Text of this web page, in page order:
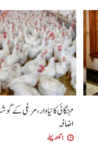
مہنگائی کا نیا وار، مرغی کے
اضافہ
1 گھنٹہ پہلے